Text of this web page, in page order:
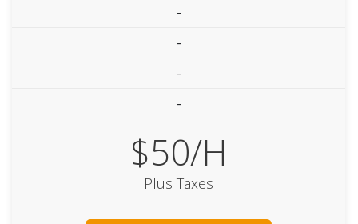
-
-
-
-
$50/H
Plus Taxes